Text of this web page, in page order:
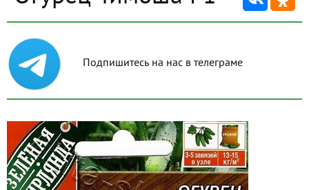
Подпишитесь на нас в телеграме